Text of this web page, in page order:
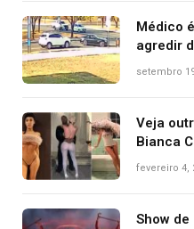
Médico
agredir
durante
setembro
Veja
Bianca
West
fevereiro 4,
Show de